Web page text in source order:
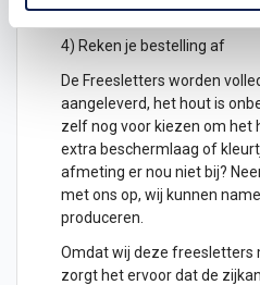
3) Plaats het in je
4) Reken je bestelling af
De Freesletters worden
aangeleverd, het hout is
zelf nog voor kiezen om het
extra beschermlaag of
afmeting er nou niet bij?
met ons op, wij kunnen
produceren.
Omdat wij deze freesletters
zorgt het ervoor dat de